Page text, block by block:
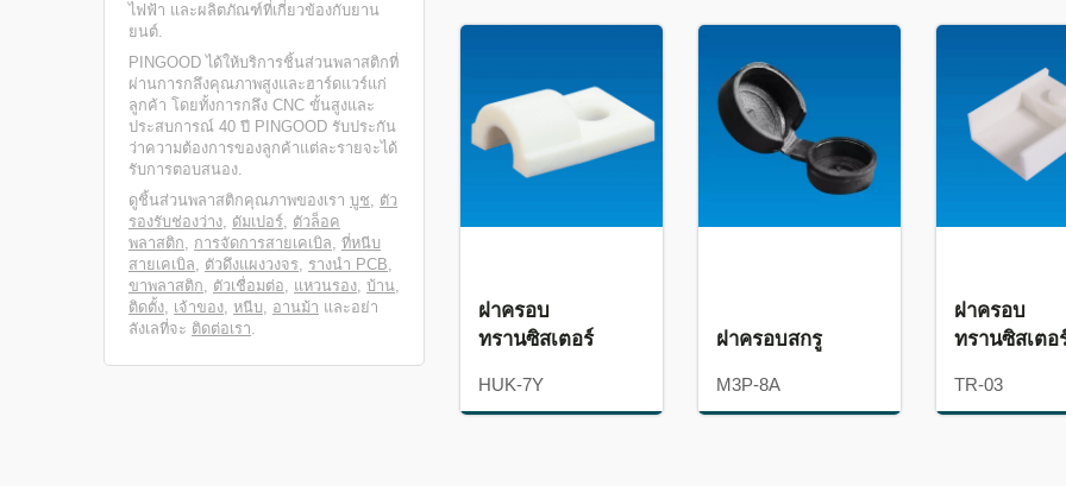
ไฟฟ้า และผลิตภัณฑ์ที่เกี่ยวข้องกับยาน
ยนต์.
PINGOOD ได้ให้บริการชิ้นส่วนพลาสติกที่
ผ่านการกลึงคุณภาพสูงและฮาร์ดแวร์แก่
ลูกค้า โดยทั้งการกลึง CNC ขั้นสูงและ
ประสบการณ์ 40 ปี PINGOOD รับประกัน
ว่าความต้องการของลูกค้าแต่ละรายจะได้
รับการตอบสนอง.
ดูชิ้นส่วนพลาสติกคุณภาพของเรา บูช, ตัว
รองรับช่องว่าง, ดัมเปอร์, ตัวล็อค
พลาสติก, การจัดการสายเคเบิล, ที่หนีบ
สายเคเบิล, ตัวดึงแผงวงจร, รางนำ PCB,
ขาพลาสติก, ตัวเชื่อมต่อ, แหวนรอง, บ้าน,
ติดตั้ง, เจ้าของ, หนีบ, อานม้า และอย่า
ลังเลที่จะ ติดต่อเรา.
ฝาครอบ
ทรานซิสเตอร์
HUK-7Y
ฝาครอบสกรู
M3P-8A
ฝาครอบ
ทรานซิสเตอ
TR-03